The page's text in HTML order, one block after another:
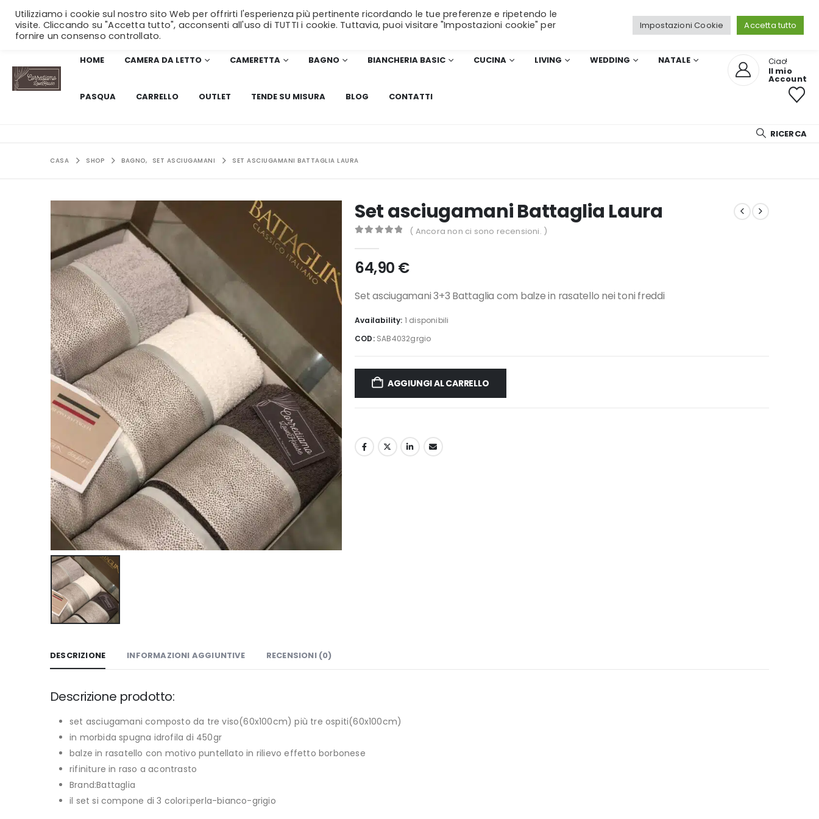
SPEDIZIONE GRATUITAper ordini superiori a 99€!
HOME CAMERA DA LETTO CAMERETTA BAGNO BIANCHERIA BASIC CUCINA LIVING WEDDING NATALE
PASQUA CARRELLO OUTLET TENDE SU MISURA BLOG CONTATTI
Ciao!
Il mio
Account
RICERCA
CASA SHOP BAGNO, SET ASCIUGAMANI SET ASCIUGAMANI BATTAGLIA LAURA
Set asciugamani Battaglia Laura
( Ancora non ci sono recensioni. )
64,90 €
Set asciugamani 3+3 Battaglia com balze in rasatello nei toni freddi
Availability: 1 disponibili
COD: SAB4032grgio
AGGIUNGI AL CARRELLO
DESCRIZIONE INFORMAZIONI AGGIUNTIVE RECENSIONI (0)
Descrizione prodotto:
set asciugamani composto da tre viso(60x100cm) più tre ospiti(60x100cm)
in morbida spugna idrofila di 450gr
balze in rasatello con motivo puntellato in rilievo effetto borbonese
rifiniture in raso a acontrasto
Brand:Battaglia
il set si compone di 3 colori:perla-bianco-grigio
Utilizziamo i cookie sul nostro sito Web per offrirti l'esperienza più pertinente ricordando le tue preferenze e ripetendo le
visite. Cliccando su "Accetta tutto", acconsenti all'uso di TUTTI i cookie. Tuttavia, puoi visitare "Impostazioni cookie" per
fornire un consenso controllato.
Impostazioni Cookie Accetta tutto